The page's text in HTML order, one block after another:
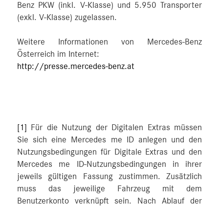
Benz PKW (inkl. V-Klasse) und 5.950 Transporter
(exkl. V-Klasse) zugelassen.
Weitere Informationen von Mercedes-Benz
Österreich im Internet:
http://presse.mercedes-benz.at
[1]
Für die Nutzung der Digitalen Extras müssen
Sie sich eine Mercedes me ID anlegen und den
Nutzungsbedingungen für Digitale Extras und den
Mercedes me ID-Nutzungsbedingungen in ihrer
jeweils gültigen Fassung zustimmen. Zusätzlich
muss das jeweilige Fahrzeug mit dem
Benutzerkonto verknüpft sein. Nach Ablauf der